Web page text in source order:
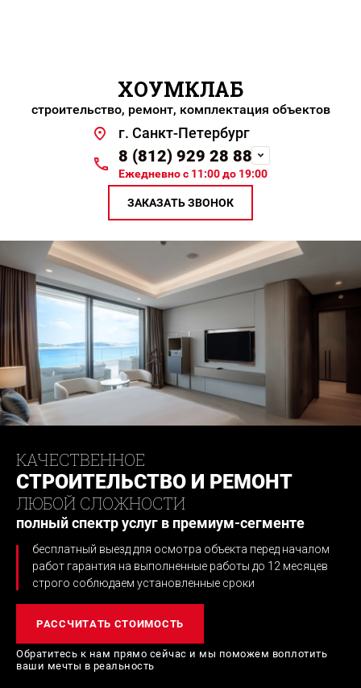
ХОУМКЛАБ
строительство, ремонт, комплектация объектов
г. Санкт-Петербург
8 (812) 929 28 88
Ежедневно с 11:00 до 19:00
ЗАКАЗАТЬ ЗВОНОК
КАЧЕСТВЕННОЕ
СТРОИТЕЛЬСТВО И РЕМОНТ
ЛЮБОЙ СЛОЖНОСТИ
полный спектр услуг в премиум-сегменте
бесплатный выезд для осмотра объекта перед началом
работ гарантия на выполненные работы до 12 месяцев
строго соблюдаем установленные сроки
РАССЧИТАТЬ СТОИМОСТЬ
Обратитесь к нам прямо сейчас и мы поможем воплотить
ваши мечты в реальность